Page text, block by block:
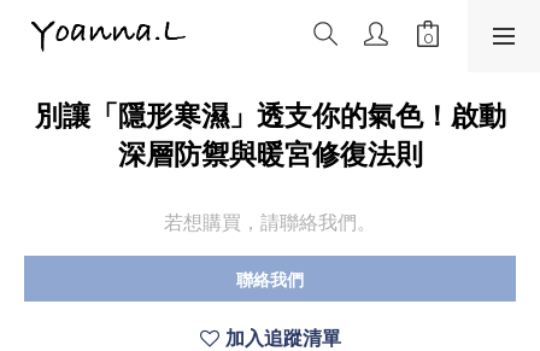
別讓「隱形寒濕」透支你的氣色！啟動
深層防禦與暖宮修復法則
若想購買，請聯絡我們。
聯絡我們
加入追蹤清單